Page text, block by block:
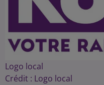
Logo local
Crédit : Logo local